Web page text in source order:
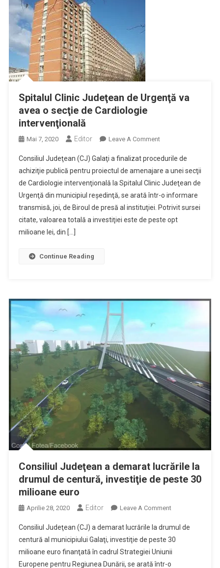
Spitalul Clinic Judeţean de Urgenţă va
avea o secţie de Cardiologie
intervenţională
Mai 7, 2020 Editor Leave A CommentOn
Clinic
Judeţean
De
Urgenţă
Va
Avea
Consiliul Judeţean (CJ) Galaţi a finalizat procedurile de
achiziţie publică pentru proiectul de amenajare a unei secţii
de Cardiologie intervenţională la Spitalul Clinic Judeţean de
Urgenţă din municipiul reşedinţă, se arată într-o informare
transmisă, joi, de Biroul de presă al instituţiei. Potrivit sursei
citate, valoarea totală a investiţiei este de peste opt
milioane lei, din […]
Continue Reading
Consiliul Judeţean a demarat lucrările la
drumul de centură, investiţie de peste 30
milioane euro
Aprilie 28, 2020 Editor Leave A CommentOn
Judeţean
A
Demarat
Lucrările
Consiliul Judeţean (CJ) a demarat lucrările la drumul de
centură al municipiului Galaţi, investiţie de peste 30
milioane euro finanţată în cadrul Strategiei Uniunii
Europene pentru Regiunea Dunării, se arată într-o